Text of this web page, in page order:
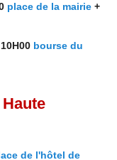
place de la mairie +
bourse du
Haute
de l'hôtel de